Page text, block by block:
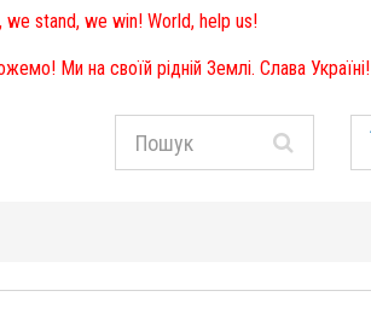
we stand, we win! World, help us!
Ми на своїй рідній Землі. Слава Україні!